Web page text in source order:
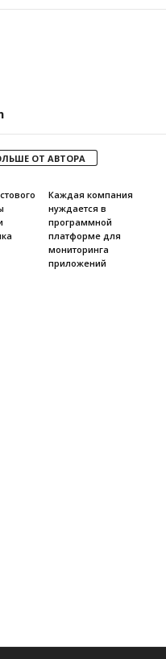
ОТ АВТОРА
Каждая компания
нуждается в
программной
платформе для
мониторинга
приложений